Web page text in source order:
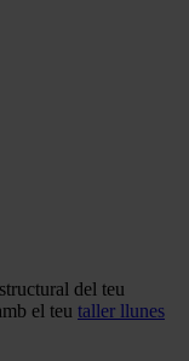
del teu
el teu taller llunes